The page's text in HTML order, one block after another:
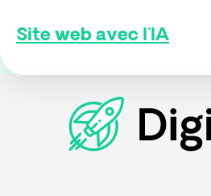
Site web avec l'IA